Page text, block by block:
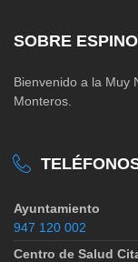
SOBRE
Bienvenido a la Muy
Monteros.
Ayuntamiento
947 120 002
Centro de Salud